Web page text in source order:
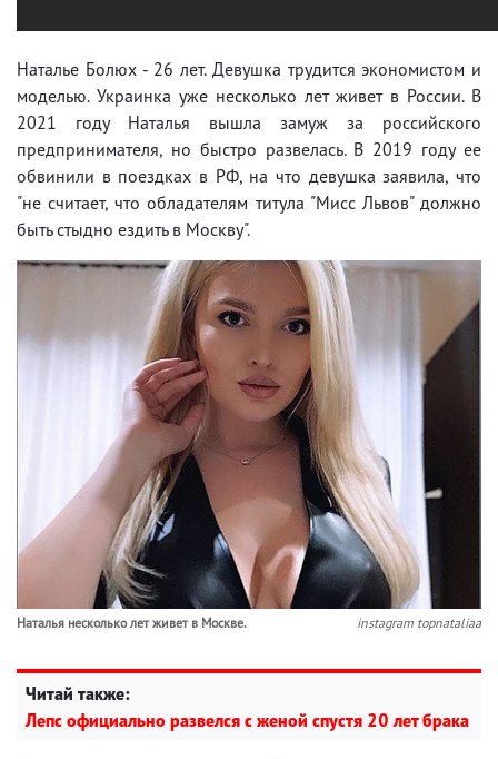
Наталье Болюх - 26 лет. Девушка трудится экономистом и
моделью. Украинка уже несколько лет живет в России. В
2021 году Наталья вышла замуж за российского
предпринимателя, но быстро развелась. В 2019 году ее
обвинили в поездках в РФ, на что девушка заявила, что
"не считает, что обладателям титула "Мисс Львов" должно
быть стыдно ездить в Москву".
Наталья несколько лет живет в Москве. instagram topnataliaa
Читай также:
Лепс официально развелся с женой спустя 20 лет брака